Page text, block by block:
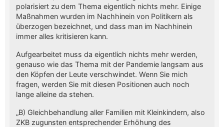
polarisiert zu dem Thema eigentlich nichts mehr. Einige
Maßnahmen wurden im Nachhinein von Politikern als
überzogen bezeichnet, und dass man im Nachhinein
immer alles kritisieren kann.
Aufgearbeitet muss da eigentlich nichts mehr werden,
genauso wie das Thema mit der Pandemie langsam aus
den Köpfen der Leute verschwindet. Wenn Sie mich
fragen, werden Sie mit diesen Positionen auch noch
lange alleine da stehen.
„B) Gleichbehandlung aller Familien mit Kleinkindern, also
ZKB zugunsten entsprechender Erhöhung des